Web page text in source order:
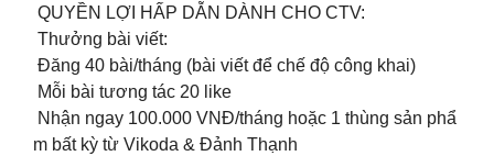
QUYỀN LỢI HẤP DẪN DÀNH CHO CTV:
Thưởng bài viết:
Đăng 40 bài/tháng (bài viết để chế độ công khai)
Mỗi bài tương tác 20 like
Nhận ngay 100.000 VNĐ/tháng hoặc 1 thùng sản phẩ
m bất kỳ từ Vikoda & Đảnh Thạnh